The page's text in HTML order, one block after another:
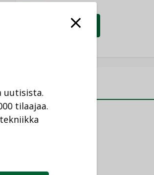
KATSO KAIKKI
NIMITYKSET
Consti
uutisista.
tilaajaa.